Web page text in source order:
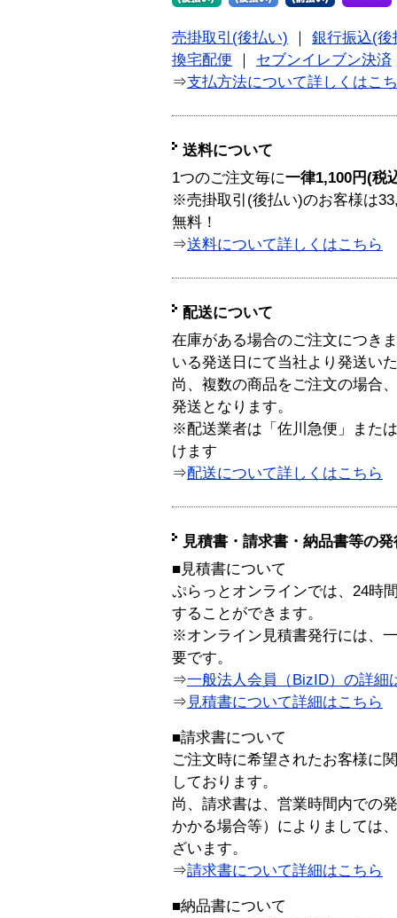
売掛取引(後払い)
銀行振込(後
換宅配便
セブンイレブン決済
⇒支払方法について詳しくはこ
送料について
1つのご注文毎に一律1,100円(税
※売掛取引(後払い)のお客様は
無料！
⇒送料について詳しくはこちら
配送について
在庫がある場合のご注文につき
いる発送日にて当社より発送い
尚、複数の商品をご注文の場合
発送となります。
※配送業者は「佐川急便」また
けます
⇒配送について詳しくはこちら
見積書・請求書・納品書等の
■見積書について
ぷらっとオンラインでは、24時
することができます。
※オンライン見積書発行には、
要です。
⇒一般法人会員（BizID）の詳細
⇒ 見積書について詳細はこちら
■請求書について
ご注文時に希望されたお客様に
しております。
尚、請求書は、営業時間内での
かかる場合等）によりましては
ざいます。
⇒請求書について詳細はこちら
■納品書について